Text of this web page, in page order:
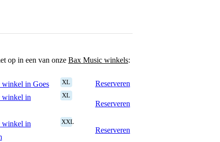
op in een van onze Bax Music winkels:
in Goes XL
Reserveren
winkel in
XL
Reserveren
winkel in
XXL
Reserveren